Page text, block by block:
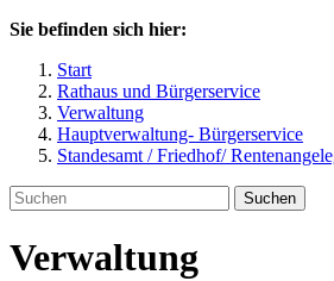
Sie befinden sich hier:
Start
Rathaus und Bürgerservice
Verwaltung
Hauptverwaltung- Bürgerservice
Standesamt / Friedhof/
Suchen
Verwaltung